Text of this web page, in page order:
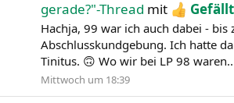
gerade?"-Thread mit
Hachja, 99 war ich auch dabei - bis
Abschlusskundgebung. Ich hatte
Tinitus. 🙃 Wo wir bei LP 98
Mittwoch um 18:39